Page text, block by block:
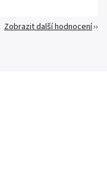
Zobrazit další hodnocení